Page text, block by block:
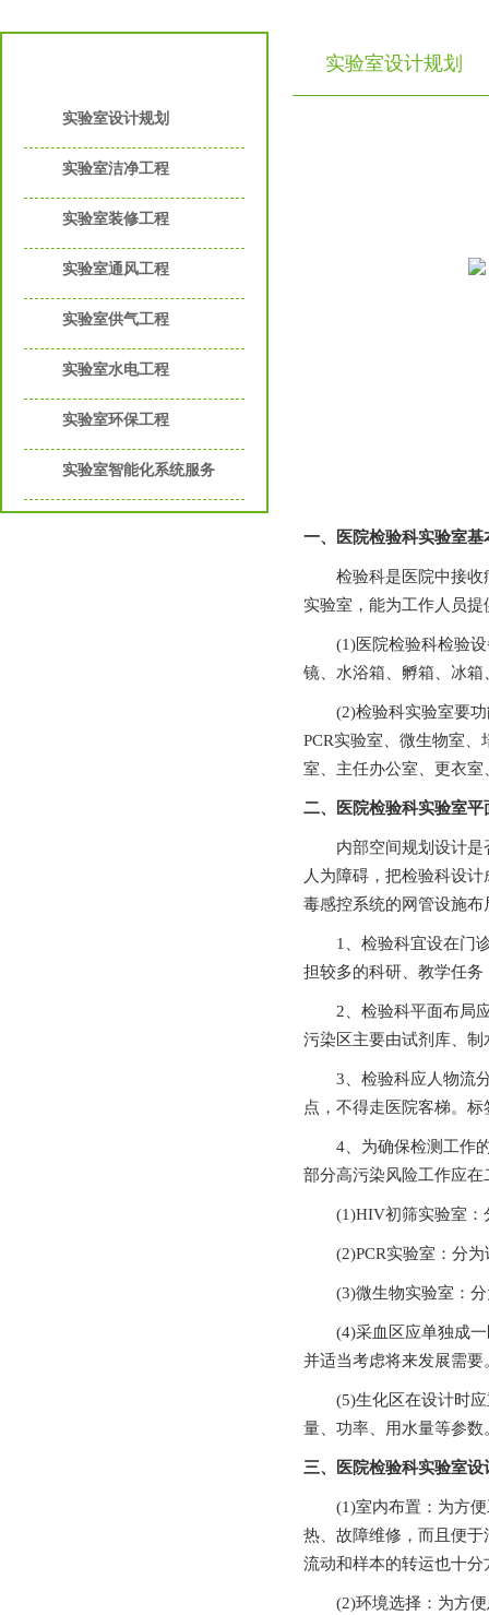
实验室设计规划
实验室洁净工程
实验室装修工程
实验室通风工程
实验室供气工程
实验室水电工程
实验室环保工程
实验室智能化系统服务
实验室设计规划
一、医院检验科实验室
检验科是医院中接收病人
实验室，能为工作人员提
(1)医院检验科检验设备有
镜、水浴箱、孵箱、冰箱
(2)检验科实验室要功能区间
PCR实验室、微生物室、
室、主任办公室、更衣
二、医院检验科实验室
内部空间规划设计是否合
人为障碍，把检验科设计成
毒感控系统的网管设施布局
1、检验科宜设在门诊楼
担较多的科研、教学任务
2、检验科平面布局应
污染区主要由试剂库、制水
3、检验科应人物流
点，不得走医院客梯。
4、为确保检测工作
部分高污染风险工作应在
(1)HIV初筛实验室：分
(2)PCR实验室：分为
(3)微生物实验室：分
(4)采血区应单独成一区
并适当考虑将来发展需要
(5)生化区在设计时应重点
量、功率、用水量等参数
三、医院检验科实验室
(1)室内布置：为方
热、故障维修，而且
流动和样本的转运也十分方
(2)环境选择：为方便